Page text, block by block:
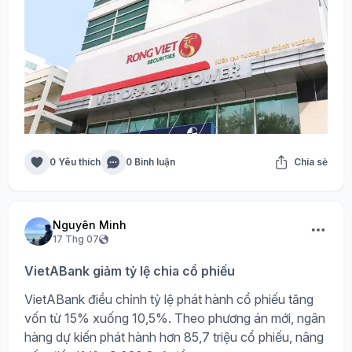
0 Yêu thích 0 Bình luận Chia sẻ
Nguyên Minh
17 Thg 07
VietABank giảm tỷ lệ chia cổ phiếu
VietABank điều chỉnh tỷ lệ phát hành cổ phiếu tăng
vốn từ 15% xuống 10,5%. Theo phương án mới, ngân
hàng dự kiến phát hành hơn 85,7 triệu cổ phiếu, nâng